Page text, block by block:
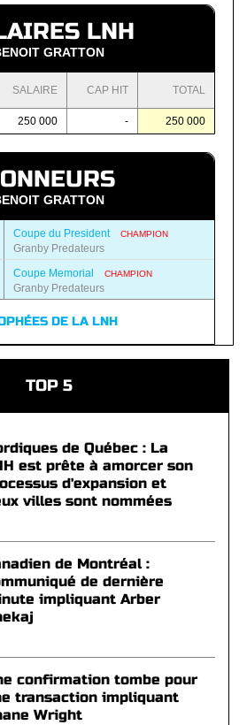
LNH
GRATTON
SALAIRE CAP HIT TOTAL
250 000 - 250 000
GRATTON
Coupe du President CHAMPION
Granby Predateurs
Coupe Memorial CHAMPION
Granby Predateurs
DE LA LNH
TOP 5
de Québec : La
est prête à amorcer son
d'expansion et
villes sont nommées
de Montréal :
de dernière
impliquant Arber
confirmation tombe pour
transaction impliquant
Wright